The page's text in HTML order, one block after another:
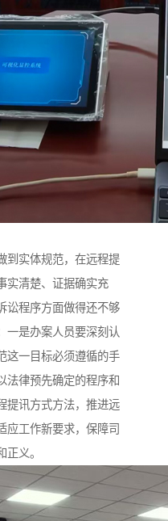
到实体规范，在远程提
实清楚、证据确实充
讼程序方面做得还不够
一是办案人员要深刻认
这一目标必须遵循的手
法律预先确定的程序和
提讯方式方法，推进远
应工作新要求，保障司
义。